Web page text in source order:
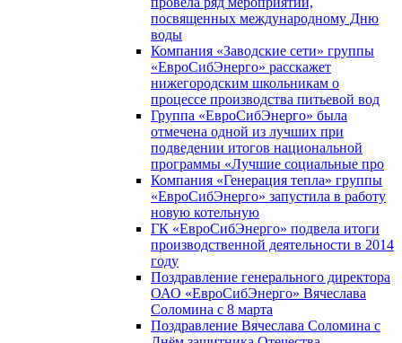
посвященных международному Дню
воды
Компания «Заводские сети» группы
«ЕвроСибЭнерго» расскажет
нижегородским школьникам о
процессе производства питьевой вод
Группа «ЕвроСибЭнерго» была
отмечена одной из лучших при
подведении итогов национальной
программы «Лучшие социальные про
Компания «Генерация тепла» группы
«ЕвроСибЭнерго» запустила в работу
новую котельную
ГК «ЕвроСибЭнерго» подвела итоги
производственной деятельности в 2014
году
Поздравление генерального директора
ОАО «ЕвроСибЭнерго» Вячеслава
Соломина с 8 марта
Поздравление Вячеслава Соломина с